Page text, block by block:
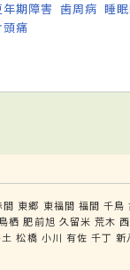
年期障害 歯周病 睡
頭痛
間 東郷 東福間 福間 千鳥
鳥栖 肥前旭 久留米 荒木
松橋 小川 有佐 千丁 新